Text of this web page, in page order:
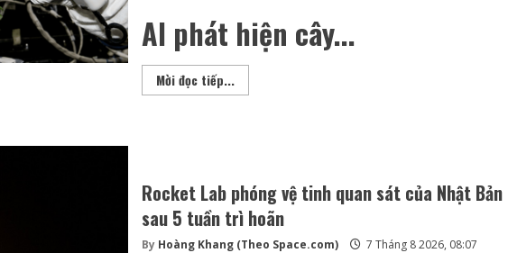
AI phát hiện cây...
Mời đọc tiếp...
công
trồng
cây
trên
Mặt
Trăng
Rocket Lab phóng vệ tinh quan sát của Nhật Bản
sau 5 tuần trì hoãn
ByHoàng Khang (Theo Space.com) 7 Tháng 8 2026, 08:07